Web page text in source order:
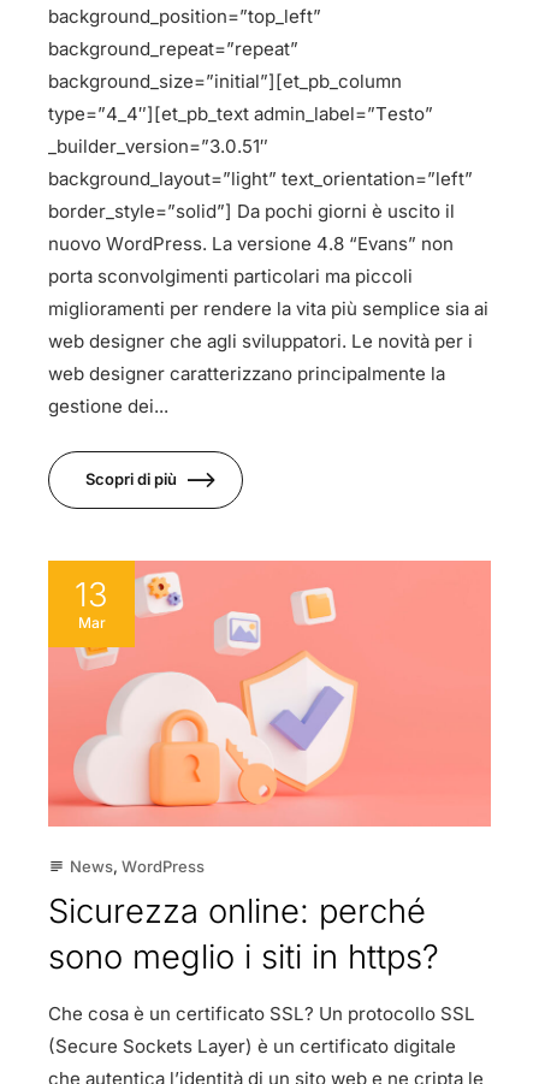
background_position=”top_left”
background_repeat=”repeat”
background_size=”initial”][et_pb_column
type=”4_4″][et_pb_text admin_label=”Testo”
_builder_version=”3.0.51″
background_layout=”light” text_orientation=”left”
border_style=”solid”] Da pochi giorni è uscito il
nuovo WordPress. La versione 4.8 “Evans” non
porta sconvolgimenti particolari ma piccoli
miglioramenti per rendere la vita più semplice sia ai
web designer che agli sviluppatori. Le novità per i
web designer caratterizzano principalmente la
gestione dei...
Scopri di più
13
Mar
subject News, WordPress
Sicurezza online: perché
sono meglio i siti in https?
Che cosa è un certificato SSL? Un protocollo SSL
(Secure Sockets Layer) è un certificato digitale
che autentica l’identità di un sito web e ne cripta le